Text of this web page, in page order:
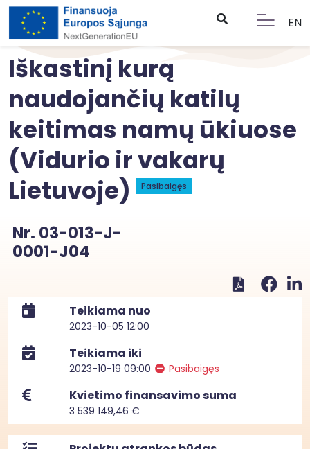
EN
Iškastinį kurą
naudojančių katilų
keitimas namų ūkiuose
(Vidurio ir vakarų
Lietuvoje)
Pasibaigęs
Nr. 03-013-J-
0001-J04
Teikiama nuo
2023-10-05 12:00
Teikiama iki
2023-10-19 09:00 Pasibaigęs
Kvietimo finansavimo suma
3 539 149,46 €